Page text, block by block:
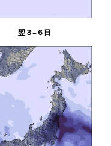
翌３−６日